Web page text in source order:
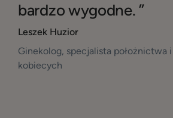
bardzo wygodne. ”
Leszek Huzior
Ginekolog, specjalista położnictwa
kobiecych